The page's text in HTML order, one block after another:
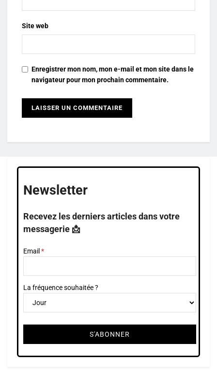
Site web
Enregistrer mon nom, mon e-mail et mon site dans le
navigateur pour mon prochain commentaire.
Newsletter
Recevez les derniers articles dans votre
messagerie 📩
Email
La fréquence souhaitée ?